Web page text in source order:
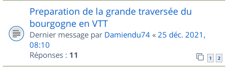
Preparation de la grande traversée du
bourgogne en VTT
Dernier message par Damiendu74 « 25 déc. 2021,
08:10
Réponses : 11 1 2